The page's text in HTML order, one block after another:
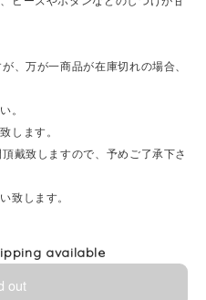
、万が一商品が在庫切れの場合、
。
します。
戴致しますので、予めご了承下さ
致します。
available
out